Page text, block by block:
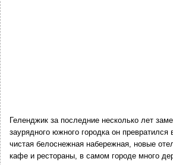
Геленджик за последние несколько лет
заурядного южного городка он
чистая белоснежная набережная, новые
кафе и рестораны, в самом городе много